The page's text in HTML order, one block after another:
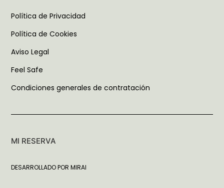
Política de Privacidad
Política de Cookies
Aviso Legal
Feel Safe
Condiciones generales de contratación
MI RESERVA
DESARROLLADO PORMIRAI